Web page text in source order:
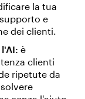
la tua
e
dei clienti.
è
clienti
ripetute da